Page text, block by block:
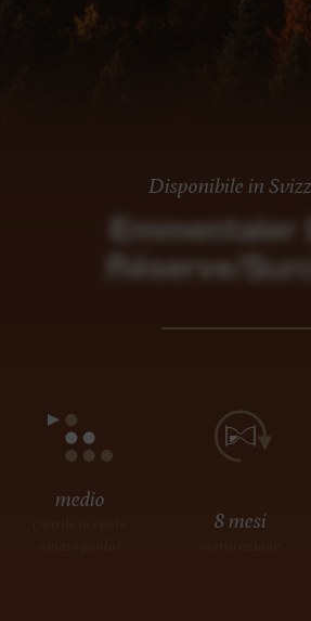
Disponibile in
Emmentaler
Réserve/
medio
8 mesi